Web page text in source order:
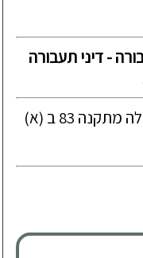
- דיני תעבורה
חובת חגירת החגורות בטיחות עולה מתקנה 83 ב (א)